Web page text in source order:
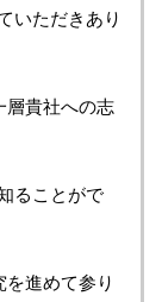
いただきあり
層貴社への志
ることがで
進めて参り